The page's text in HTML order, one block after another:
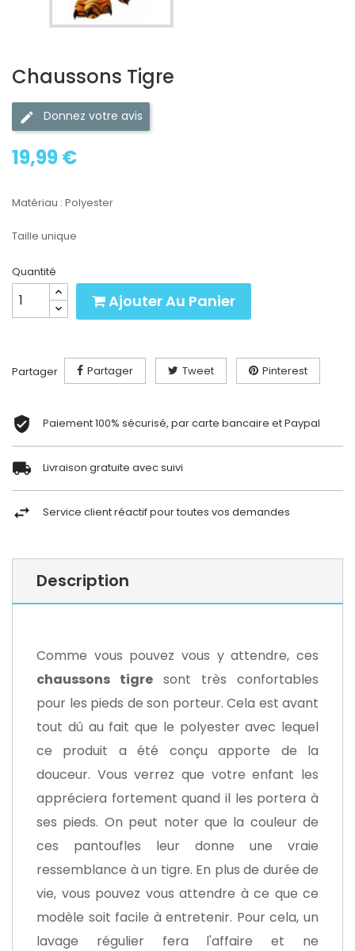
Chaussons Tigre
Donnez votre avis
19,99 €
Matériau : Polyester
Taille unique
Quantité
Ajouter Au Panier
Partager Partager Tweet Pinterest
Paiement 100% sécurisé, par carte bancaire et Paypal
Livraison gratuite avec suivi
Service client réactif pour toutes vos demandes
Description
Comme vous pouvez vous y attendre, ces
chaussons tigre sont très confortables
pour les pieds de son porteur. Cela est avant
tout dû au fait que le polyester avec lequel
ce produit a été conçu apporte de la
douceur. Vous verrez que votre enfant les
appréciera fortement quand il les portera à
ses pieds. On peut noter que la couleur de
ces pantoufles leur donne une vraie
ressemblance à un tigre. En plus de durée de
vie, vous pouvez vous attendre à ce que ce
modèle soit facile à entretenir. Pour cela, un
lavage régulier fera l'affaire et ne